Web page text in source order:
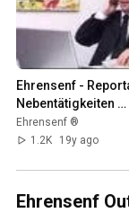
Ehrensenf -
Nebentätigkeiten
(13.07.2007)
Ehrensenf ®
1.2K
19y ago
Ehrensenf